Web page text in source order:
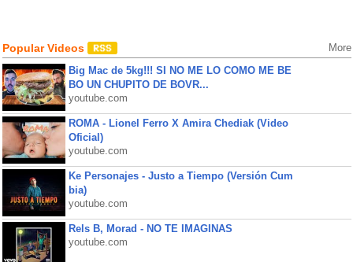
Popular Videos More
Big Mac de 5kg!!! SI NO ME LO COMO ME BE
BO UN CHUPITO DE BOVR...
youtube.com
ROMA - Lionel Ferro X Amira Chediak (Video
Oficial)
youtube.com
Ke Personajes - Justo a Tiempo (Versión Cum
bia)
youtube.com
Rels B, Morad - NO TE IMAGINAS
youtube.com